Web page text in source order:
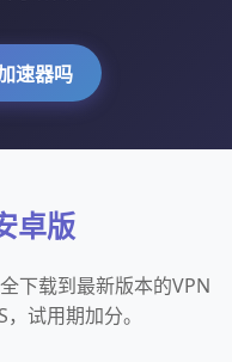
速器吗
卓版
下载到最新版本的VPN
试用期加分。